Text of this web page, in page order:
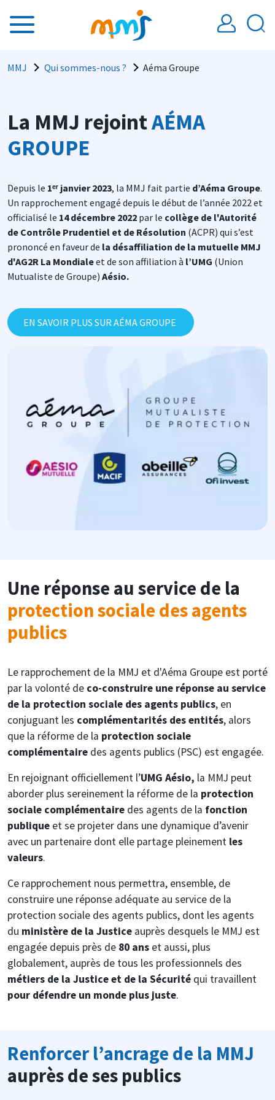
Fil d'Ariane
MMJ Qui sommes-nous ? Aéma Groupe
La MMJ rejointAÉMA
GROUPE
Depuis le 1ᵉʳ janvier 2023, la MMJ fait partie d’Aéma Groupe.
Un rapprochement engagé depuis le début de l’année 2022 et
officialisé le 14 décembre 2022 par le collège de l'Autorité
de Contrôle Prudentiel et de Résolution (ACPR) qui s’est
prononcé en faveur de la désaffiliation de la mutuelle MMJ
d'AG2R La Mondialeet de son affiliation à l’UMG (Union
Mutualiste de Groupe) Aésio.
EN SAVOIR PLUS SUR AÉMA GROUPE
Une réponse au service de la
protection sociale des agents
publics
Le rapprochement de la MMJ et d'Aéma Groupe est porté
par la volonté de co-construire une réponse au service
de la protection sociale des agents publics, en
conjuguant les complémentarités des entités, alors
que la réforme de la protection sociale
complémentaire des agents publics (PSC) est engagée.
En rejoignant officiellement l’UMG Aésio, la MMJ peut
aborder plus sereinement la réforme de la protection
sociale complémentaire des agents de la fonction
publique et se projeter dans une dynamique d’avenir
avec un partenaire dont elle partage pleinement les
valeurs.
Ce rapprochement nous permettra, ensemble, de
construire une réponse adéquate au service de la
protection sociale des agents publics, dont les agents
du ministère de la Justice auprès desquels le MMJ est
engagée depuis près de 80 ans et aussi, plus
globalement, auprès de tous les professionnels des
métiers de la Justice et de la Sécurité qui travaillent
pour défendre un monde plus juste.
Renforcer l’ancrage de la MMJ
auprès de ses publics